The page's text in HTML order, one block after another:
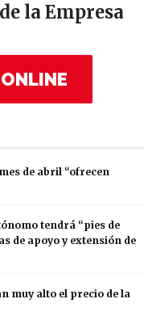
la Empresa
de abril “ofrecen
tendrá “pies de
de apoyo y extensión de
muy alto el precio de la